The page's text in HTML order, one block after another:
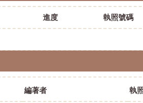
進度 執照號碼
編著者 執